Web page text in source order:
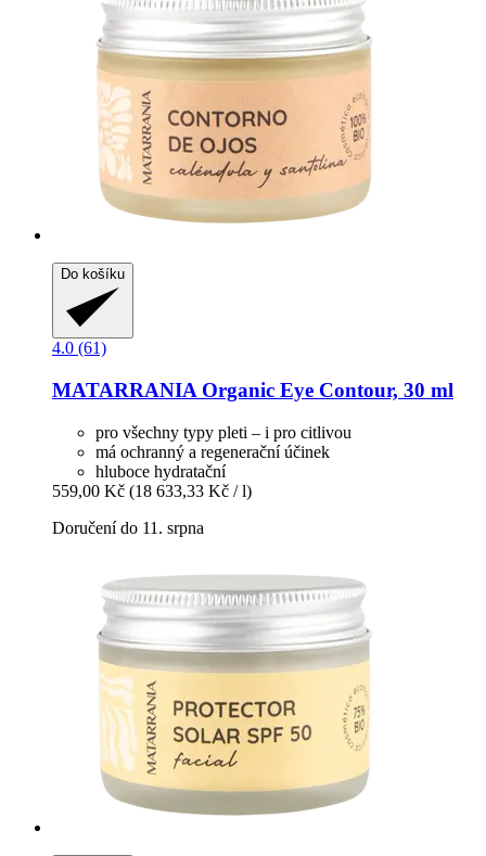
Do košíku
4.0 (61)
MATARRANIA Organic Eye Contour, 30 ml
pro všechny typy pleti – i pro citlivou
má ochranný a regenerační účinek
hluboce hydratační
559,00 Kč (18 633,33 Kč / l)
Doručení do 11. srpna